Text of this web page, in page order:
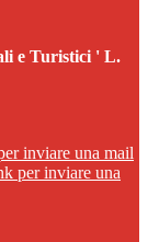
e Turistici ' L.
inviare una mail
per inviare una